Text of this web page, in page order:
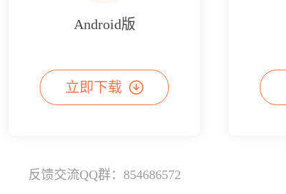
Android版
立即下载
反馈交流QQ群：854686572